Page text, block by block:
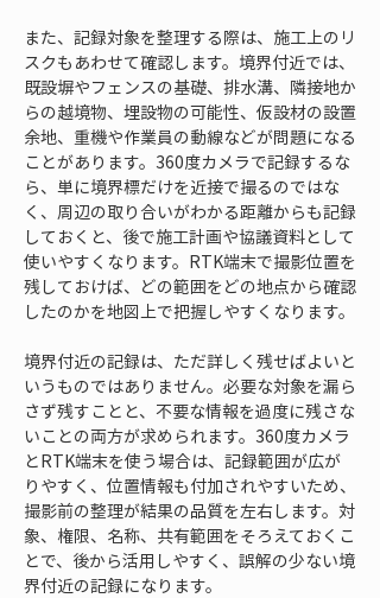
また、記録対象を整理する際は、施工上のリ
スクもあわせて確認します。境界付近では、
既設塀やフェンスの基礎、排水溝、隣接地か
らの越境物、埋設物の可能性、仮設材の設置
余地、重機や作業員の動線などが問題になる
ことがあります。360度カメラで記録するな
ら、単に境界標だけを近接で撮るのではな
く、周辺の取り合いがわかる距離からも記録
しておくと、後で施工計画や協議資料として
使いやすくなります。RTK端末で撮影位置を
残しておけば、どの範囲をどの地点から確認
したのかを地図上で把握しやすくなります。
境界付近の記録は、ただ詳しく残せばよいと
いうものではありません。必要な対象を漏ら
さず残すことと、不要な情報を過度に残さな
いことの両方が求められます。360度カメラ
とRTK端末を使う場合は、記録範囲が広が
りやすく、位置情報も付加されやすいため、
撮影前の整理が結果の品質を左右します。対
象、権限、名称、共有範囲をそろえておくこ
とで、後から活用しやすく、誤解の少ない境
界付近の記録になります。